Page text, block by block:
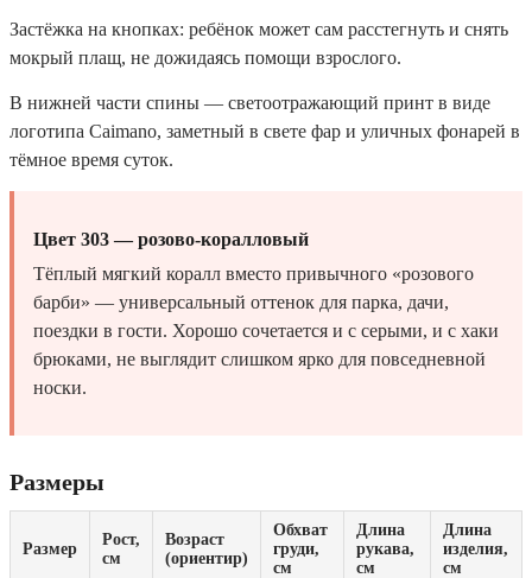
Застёжка на кнопках: ребёнок может сам расстегнуть и снять
мокрый плащ, не дожидаясь помощи взрослого.
В нижней части спины — светоотражающий принт в виде
логотипа Caimano, заметный в свете фар и уличных фонарей в
тёмное время суток.
Цвет 303 — розово-коралловый
Тёплый мягкий коралл вместо привычного «розового
барби» — универсальный оттенок для парка, дачи,
поездки в гости. Хорошо сочетается и с серыми, и с хаки
брюками, не выглядит слишком ярко для повседневной
носки.
Размеры
Размер
Рост,
см
Возраст
(ориентир)
Обхват
груди,
см
Длина
рукава,
см
Длина
изделия,
см